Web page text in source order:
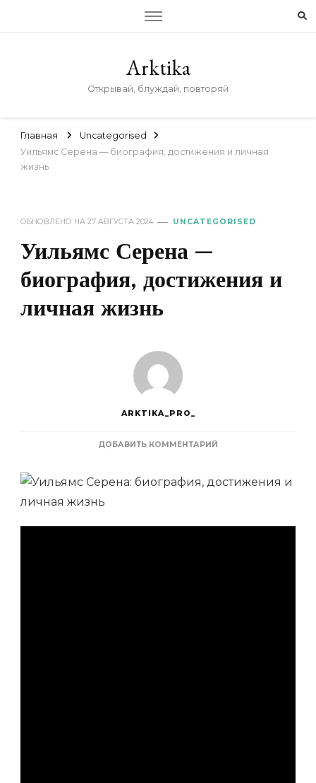
Arktika
Открывай, блуждай, повторяй
Главная
Uncategorised
Уильямс Серена — биография, достижения и личная
жизнь
ОБНОВЛЕНО НА 27 АВГУСТА 2024 UNCATEGORISED
Уильямс Серена —
биография, достижения и
личная жизнь
ARKTIKA_PRO_
ДОБАВИТЬ КОММЕНТАРИЙ
СЕРЕНА